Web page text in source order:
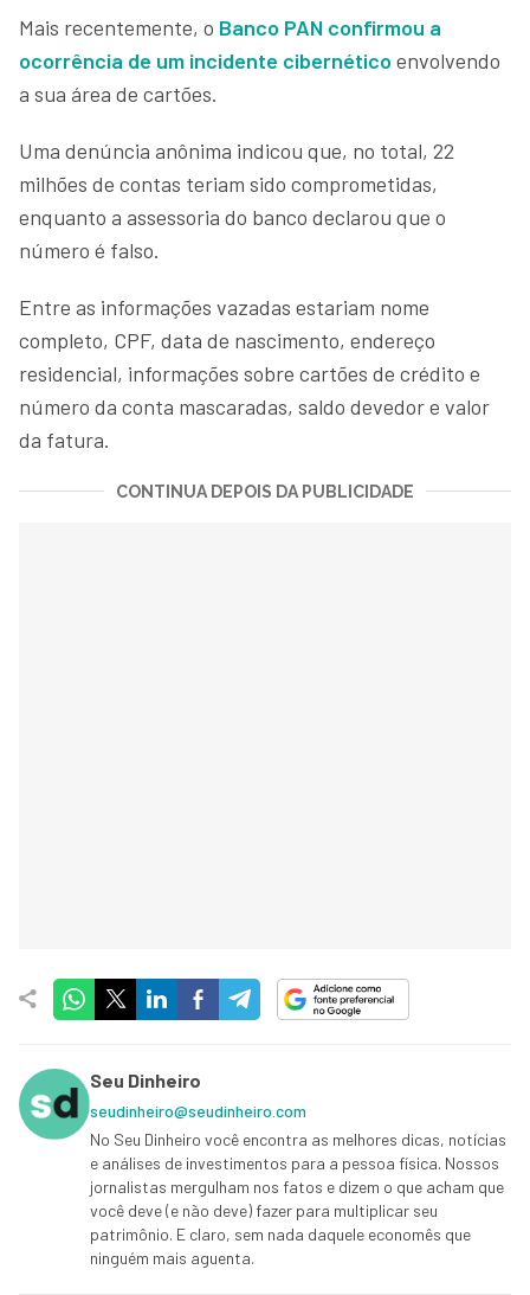
Mais recentemente, o Banco PAN confirmou a
ocorrência de um incidente cibernético envolvendo
a sua área de cartões.
Uma denúncia anônima indicou que, no total, 22
milhões de contas teriam sido comprometidas,
enquanto a assessoria do banco declarou que o
número é falso.
Entre as informações vazadas estariam nome
completo, CPF, data de nascimento, endereço
residencial, informações sobre cartões de crédito e
número da conta mascaradas, saldo devedor e valor
da fatura.
CONTINUA DEPOIS DA PUBLICIDADE
Seu Dinheiro
seudinheiro@seudinheiro.com
No Seu Dinheiro você encontra as melhores dicas, notícias
e análises de investimentos para a pessoa física. Nossos
jornalistas mergulham nos fatos e dizem o que acham que
você deve (e não deve) fazer para multiplicar seu
patrimônio. E claro, sem nada daquele economês que
ninguém mais aguenta.